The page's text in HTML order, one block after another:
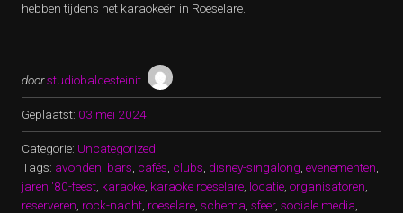
hebben tijdens het karaokeën in Roeselare.
doorstudiobaldesteinit
Geplaatst: 03 mei 2024
Categorie: Uncategorized
Tags: avonden bars cafés clubs disney-singalong evenementen
jaren '80-feest karaoke karaoke roeselare locatie organisatoren
reserveren rock-nacht roeselare schema sfeer, sociale media